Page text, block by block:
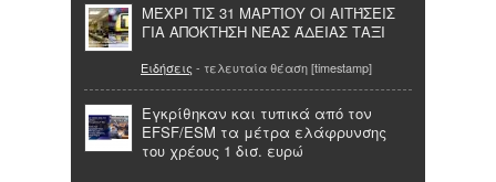
ΜΈΧΡΙ ΤΙΣ 31 ΜΑΡΤΊΟΥ ΟΙ ΑΙΤΉΣΕΙΣ
ΓΙΑ ΑΠΌΚΤΗΣΗ ΝΈΑΣ ΆΔΕΙΑΣ ΤΑΞΙ
Ειδήσεις - τελευταία θέαση [timestamp]
Εγκρίθηκαν και τυπικά από τον
EFSF/ESM τα μέτρα ελάφρυνσης
του χρέους 1 δισ. ευρώ